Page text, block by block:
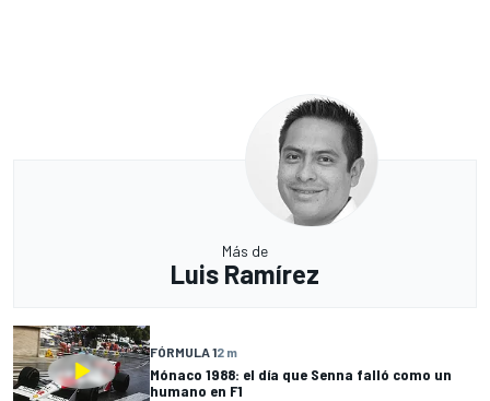
Más de
Luis Ramírez
FÓRMULA 12 m
Mónaco 1988: el día que Senna falló como un
humano en F1